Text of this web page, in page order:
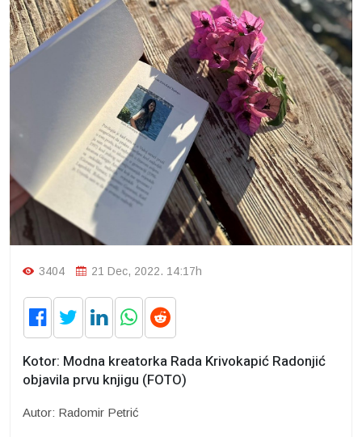
3404 21 Dec, 2022. 14:17h
Kotor: Modna kreatorka Rada Krivokapić Radonjić
objavila prvu knjigu (FOTO)
Autor: Radomir Petrić